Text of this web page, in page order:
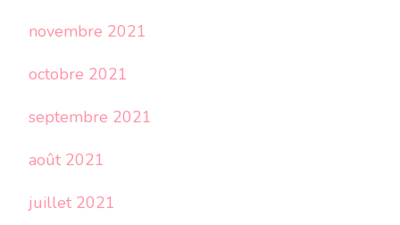
novembre 2021
octobre 2021
septembre 2021
août 2021
juillet 2021